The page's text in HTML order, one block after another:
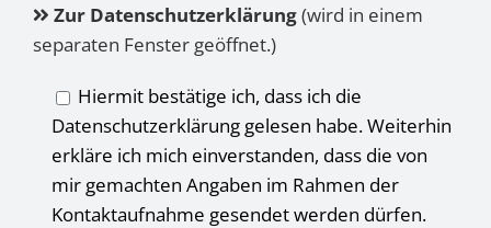
Zur Datenschutzerklärung(wird in einem
separaten Fenster geöffnet.)
Hiermit bestätige ich, dass ich die
Datenschutzerklärung gelesen habe. Weiterhin
erkläre ich mich einverstanden, dass die von
mir gemachten Angaben im Rahmen der
Kontaktaufnahme gesendet werden dürfen.